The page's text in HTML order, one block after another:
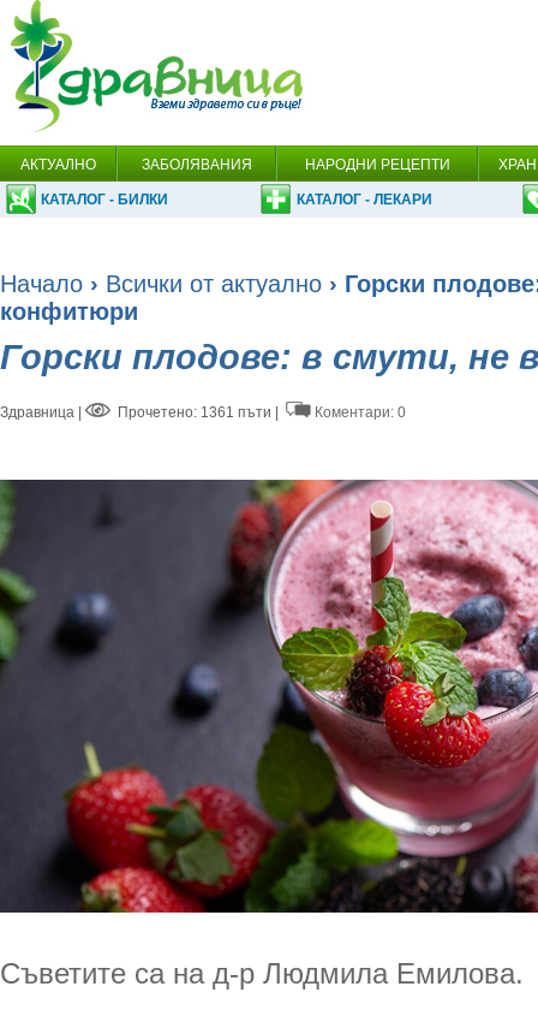
АКТУАЛНО ЗАБОЛЯВАНИЯ НАРОДНИ РЕЦЕПТИ
КАТАЛОГ - БИЛКИ КАТАЛОГ - ЛЕКАРИ
Начало › Всички от актуално › Горски
конфитюри
Горски плодове: в смути,
Здравница Прочетено: 1361 пъти | Коментари: 0
Съветите са на д-р Людмила Емилова.